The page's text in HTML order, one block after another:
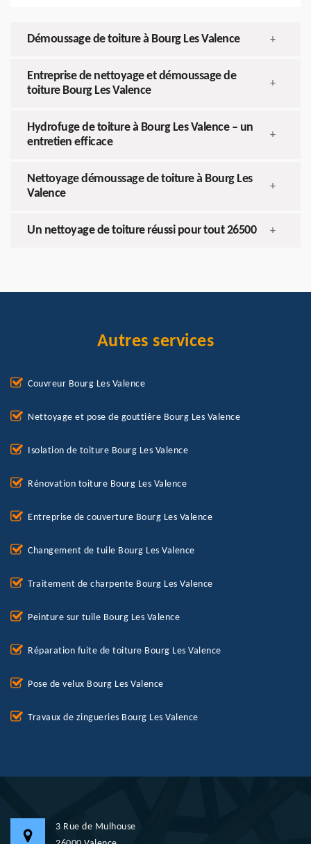
Démoussage de toiture à Bourg Les Valence +
Entreprise de nettoyage et démoussage de
toiture Bourg Les Valence
+
Hydrofuge de toiture à Bourg Les Valence – un
entretien efficace
+
Nettoyage démoussage de toiture à Bourg Les
Valence
+
Un nettoyage de toiture réussi pour tout 26500 +
Autres services
Couvreur Bourg Les Valence
Nettoyage et pose de gouttière Bourg Les Valence
Isolation de toiture Bourg Les Valence
Rénovation toiture Bourg Les Valence
Entreprise de couverture Bourg Les Valence
Changement de tuile Bourg Les Valence
Traitement de charpente Bourg Les Valence
Peinture sur tuile Bourg Les Valence
Réparation fuite de toiture Bourg Les Valence
Pose de velux Bourg Les Valence
Travaux de zingueries Bourg Les Valence
3 Rue de Mulhouse